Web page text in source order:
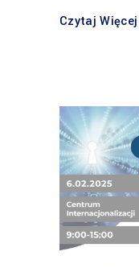
Czytaj Więcej